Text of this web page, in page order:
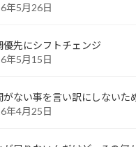
年5月26日
優先にシフトチェンジ
年5月15日
がない事を言い訳にしないた
年4月25日